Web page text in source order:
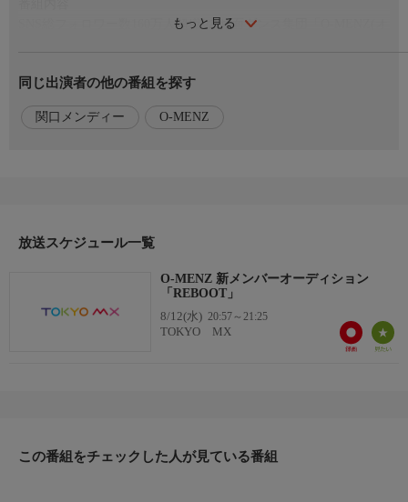
もっと見る
SNS総フォロワー数160万人超!謎のお面ダンス集団「O-MENZ(オ
力…実力だけで這い上がる前代未聞の審査バトル!!脱落者はお面
を外し即退場…新メンバーの称号を手にするのは一体誰？決定か
ら新体制始動までを完全密着
同じ出演者の他の番組を探す
関口メンディー O-MENZ
放送スケジュール一覧
O-MENZ 新メンバーオーディション
「REBOOT」
8/12(水) 20:57～21:25
TOKYO MX
この番組をチェックした人が見ている番組